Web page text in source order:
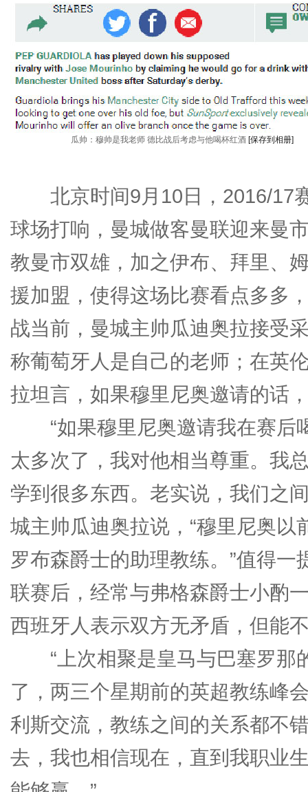
瓜帅：穆帅是我老师 德比战后考虑与他喝杯红酒 [保存到相册]
北京时间9月10日，2016/17
球场打响，曼城做客曼联迎来曼
教曼市双雄，加之伊布、拜里、
援加盟，使得这场比赛看点多多
战当前，曼城主帅瓜迪奥拉接受
称葡萄牙人是自己的老师；在英
拉坦言，如果穆里尼奥邀请的话
“如果穆里尼奥邀请我在赛后
太多次了，我对他相当尊重。我
学到很多东西。老实说，我们之
城主帅瓜迪奥拉说，“穆里尼奥
罗布森爵士的助理教练。”值得
联赛后，经常与弗格森爵士小酌
西班牙人表示双方无矛盾，但能
“上次相聚是皇马与巴塞罗那
了，两三个星期前的英超教练峰
利斯交流，教练之间的关系都不
去，我也相信现在，直到我职业